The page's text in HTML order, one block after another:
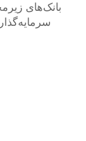
بانک‌های